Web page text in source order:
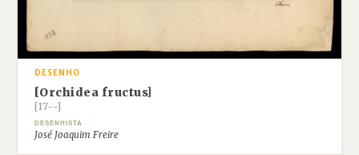
DESENHO
[Orchidea fructus]
[17--]
DESENHISTA
José Joaquim Freire